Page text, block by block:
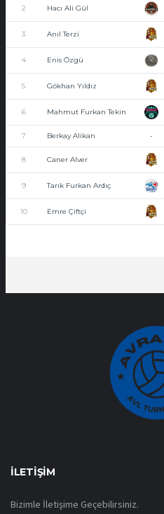
2 Hacı Ali Gül
3 Anıl Terzi
4 Enis Özgü
5 Gökhan Yıldız
6 Mahmut Furkan Tekin
7 Berkay Alikan -
8 Caner Alver
9 Tarık Furkan Ardıç
10 Emre Çiftçi
İLETIŞIM
Bizimle İletişime Geçebilirsiniz.